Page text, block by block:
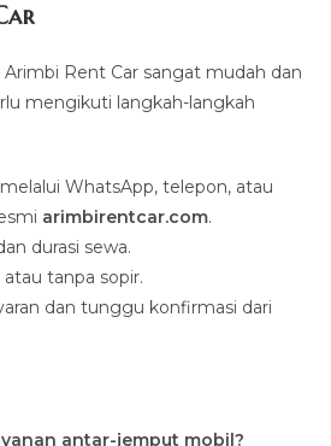
Rent Car sangat mudah dan
mengikuti langkah-langkah
WhatsApp, telepon, atau
arimbirentcar.com.
durasi sewa.
tanpa sopir.
dan tunggu konfirmasi dari
antar-jemput mobil?